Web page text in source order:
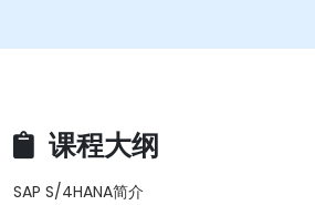
课程大纲
SAP S/4HANA简介